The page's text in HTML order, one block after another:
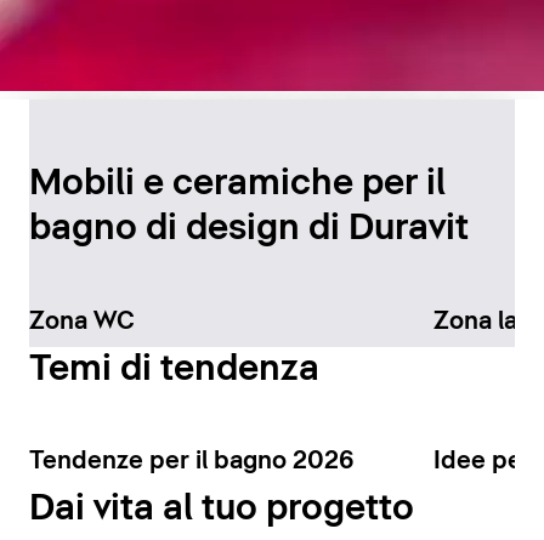
il bagno
Scopri di più
Mobili e ceramiche per il
bagno di design di Duravit
Zona WC Zona
Temi di tendenza
Tendenze per il bagno 2026 Idee per
Dai vita al tuo progetto